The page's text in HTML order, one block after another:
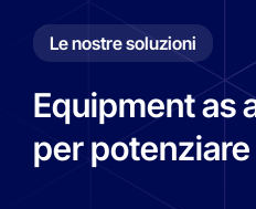
Le nostre soluzioni
Equipment as
per